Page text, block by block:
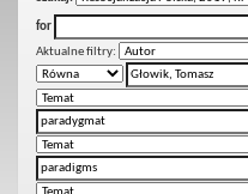
for
Aktualne filtry: